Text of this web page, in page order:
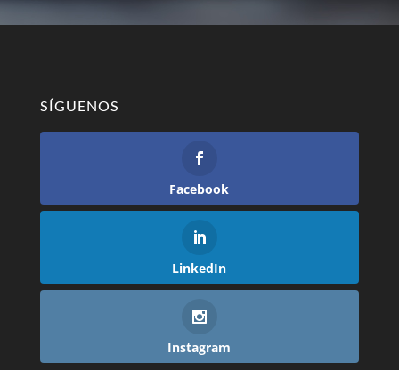
SÍGUENOS
Facebook
LinkedIn
Instagram